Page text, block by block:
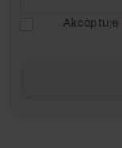
Akceptuję